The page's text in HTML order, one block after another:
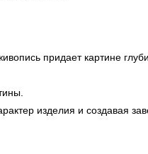
придает картине
изделия и создавая